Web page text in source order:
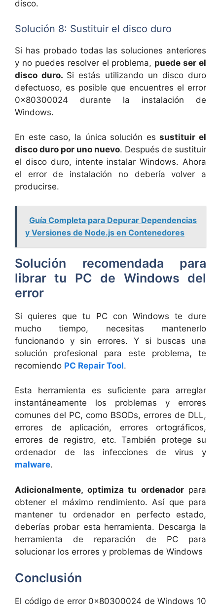
disco.
Solución 8: Sustituir el disco duro
Si has probado todas las soluciones anteriores
y no puedes resolver el problema, puede ser el
disco duro. Si estás utilizando un disco duro
defectuoso, es posible que encuentres el error
0x80300024 durante la instalación de
Windows.
En este caso, la única solución essustituir el
disco duro por uno nuevo. Después de sustituir
el disco duro, intente instalar Windows. Ahora
el error de instalación no debería volver a
producirse.
Guía Completa para Depurar Dependencias
y Versiones de Node.js en Contenedores
Solución recomendada para
librar tu PC de Windows del
error
Si quieres que tu PC con Windows te dure
mucho tiempo, necesitas mantenerlo
funcionando y sin errores. Y si buscas una
solución profesional para este problema, te
recomiendo PC Repair Tool.
Esta herramienta es suficiente para arreglar
instantáneamente los problemas y errores
comunes del PC, como BSODs, errores de DLL,
errores de aplicación, errores ortográficos,
errores de registro, etc. También protege su
ordenador de las infecciones de virus y
malware.
Adicionalmente, optimiza tu ordenadorpara
obtener el máximo rendimiento. Así que para
mantener tu ordenador en perfecto estado,
deberías probar esta herramienta. Descarga la
herramienta de reparación de PC para
solucionar los errores y problemas de Windows
Conclusión
El código de error 0x80300024 de Windows 10